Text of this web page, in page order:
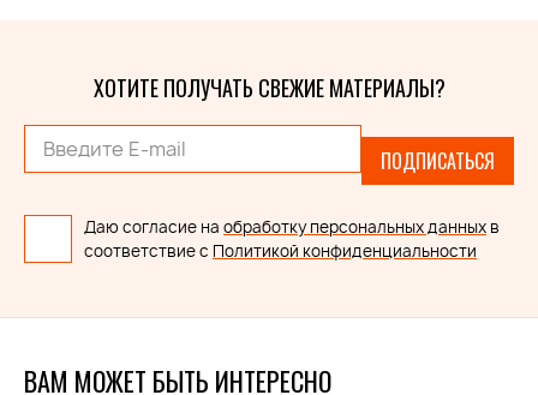
ХОТИТЕ ПОЛУЧАТЬ СВЕЖИЕ МАТЕРИАЛЫ?
ПОДПИСАТЬСЯ
Даю согласие на обработку персональных данных в
соответствие с Политикой конфиденциальности
ВАМ МОЖЕТ БЫТЬ ИНТЕРЕСНО